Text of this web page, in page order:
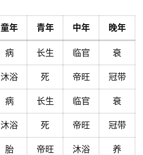
童年 青年 中年 晚年
病 长生 临官 衰
沐浴 死 帝旺 冠带
病 长生 临官 衰
沐浴 死 帝旺 冠带
胎 帝旺 沐浴 养